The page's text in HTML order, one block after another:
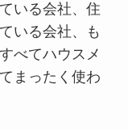
いる会社、住
いる会社、も
べてハウスメ
まったく使わ